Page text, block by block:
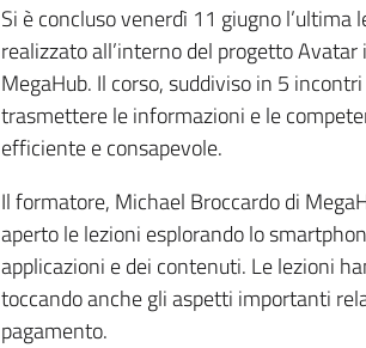
Si è concluso venerdì 11 giugno
realizzato all’interno del progetto
MegaHub. Il corso, suddiviso in 5
trasmettere le informazioni e le
efficiente e consapevole.
Il formatore, Michael Broccardo di
aperto le lezioni esplorando lo
applicazioni e dei contenuti. Le lezioni
toccando anche gli aspetti importanti
pagamento.